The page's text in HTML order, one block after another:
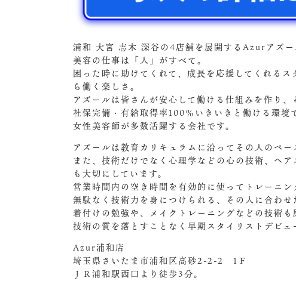
浦和 大宮 志木 深谷の4店舗を展開するAzurアズー
美容の仕事は「人」がすべて。
困った時に助けてくれて、成長を応援してくれる
ら働く楽しさ。
アズールは皆さんが安心して働ける仕組みを作り、
社保完備・有給取得率100％いきいきと働ける環境
女性美容師が多数活躍する会社です。
アズールは教育カリキュラムに沿ってその人のペー
また、技術だけでなく心理学などの心の技術、ヘ
も大切にしています。
営業時間内の空き時間を有効的に使ってトレーニン
無駄なく技術力を身につけられる、その人に合わせ
着付けの勉強や、メイクトレーニングなどの技術も
技術の質を落とすことなく早期スタイリストデビュ
Azur浦和店
埼玉県さいたま市浦和区高砂2-2-2 1Ｆ
ＪＲ浦和駅西口より徒歩3分。